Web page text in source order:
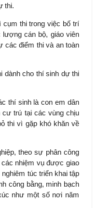
thi.
thi trong việc bố trí
cán bộ, giáo viên
các điểm thi và an toàn
dành cho thí sinh dự thi
thí sinh là con em dân
cư trú tại các vùng chịu
thi vì gặp khó khăn về
theo sự phân công
nhiệm vụ được giao
túc triển khai tập
công bằng, minh bạch
như một số nơi năm